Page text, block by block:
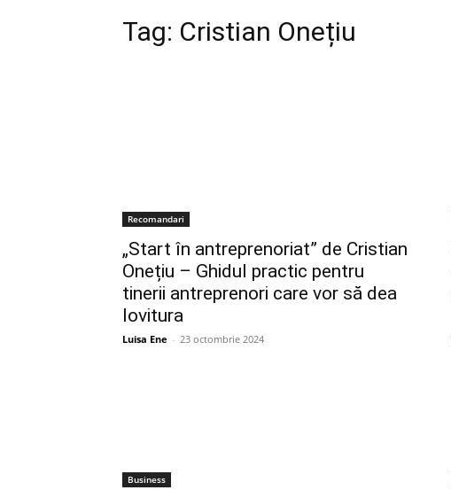
Tag: Cristian Onețiu
Recomandari
„Start în antreprenoriat” de Cristian
Onețiu – Ghidul practic pentru
tinerii antreprenori care vor să dea
lovitura
Luisa Ene - 23 octombrie 2024
Business